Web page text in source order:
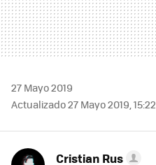
27 Mayo 2019
Actualizado 27 Mayo 2019, 15:22
Cristian Rus